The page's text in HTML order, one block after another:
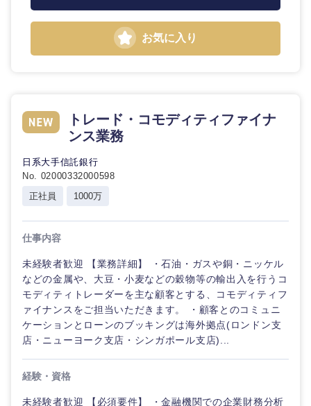
石川県 福井県
山梨県
お気に入り
トレード・コモディティファイナ
ンス業務
日系大手信託銀行
No. 02000332000598
正社員
1000万
仕事内容
未経験者歓迎 【業務詳細】 ・石油・ガスや銅・ニッケル
などの金属や、大豆・小麦などの穀物等の輸出入を行うコ
モディティトレーダーを主な顧客とする、コモディティフ
ァイナンスをご担当いただきます。 ・顧客とのコミュニ
ケーションとローンのブッキングは海外拠点(ロンドン支
店・ニューヨーク支店・シンガポール支店)...
経験・資格
未経験者歓迎 【必須要件】 ・金融機関での企業財務分析